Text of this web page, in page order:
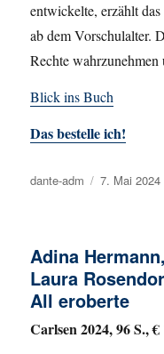
entwickelte, erzählt
ab dem Vorschulalter.
Rechte
Blick ins Buch
Das bestelle ich!
Autor
dante-adm 7. Mai 2024
Adina
Laura
All eroberte
Carlsen 2024, 96 S.,